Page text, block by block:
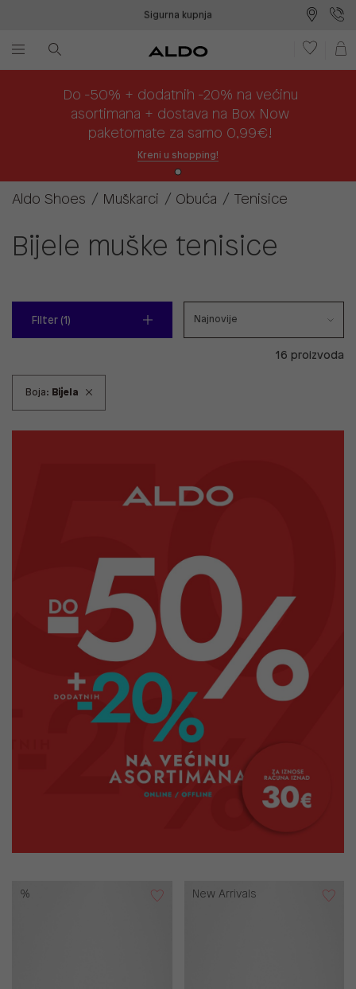
Sigurna kupnja
Do -50% + dodatnih -20% na većinu
asortimana + dostava na Box Now
paketomate za samo 0,99€!
Kreni u shopping!
Aldo Shoes Muškarci Obuća Tenisice
Bijele muške tenisice
Filter (1)
16 proizvoda
Boja: Bijela
% New Arrivals